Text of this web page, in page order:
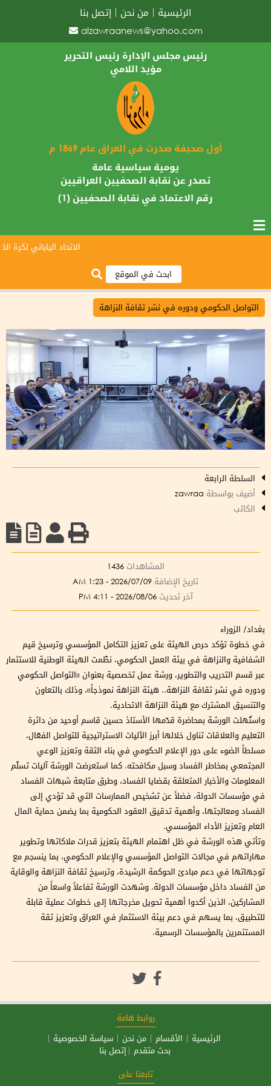
الرئيسية من نحن
إتصل بنا
alzawraanews@yahoo.com
رئيس مجلس الإدارة رئيس التحرير
مؤيد اللامي
أول صحيفة صدرت في العراق عام 1869 م
يومية سياسية عامة
تصدر عن نقابة الصحفيين العراقيين
رقم الاعتماد في نقابة الصحفيين (1)
الاتحاد الياباني لكرة
التواصل الحكومي ودوره في نشر ثقافة النزاهة
السلطة الرابعة
أضيف بواسطة
الكاتب
المشاهدات 1436
تاريخ الإضافة 2026/07/09 - 1:23 AM
آخر تحديث 2026/08/06 - 4:11 PM
بغداد/ الزوراء
في خطوة تؤكد حرص الهيئة على تعزيز التكامل المؤسسي وترسيخ قيم
الشفافية والنزاهة في بيئة العمل الحكومي، نظّمت الهيئة الوطنية للاستثمار
عبر قسم التدريب والتطوير، ورشة عمل تخصصية بعنوان «التواصل الحكومي
ودوره في نشر ثقافة النزاهة.. هيئة النزاهة نموذجاً»، وذلك بالتعاون
والتنسيق المشترك مع هيئة النزاهة الاتحادية.
واستُهلت الورشة بمحاضرة قدّمها الأستاذ حسين قاسم أوحيد من دائرة
التعليم والعلاقات تناول خلالها أبرز الآليات الاستراتيجية للتواصل الفعّال،
مسلطاً الضوء على دور الإعلام الحكومي في بناء الثقة وتعزيز الوعي
المجتمعي بمخاطر الفساد وسبل مكافحته. كما استعرضت الورشة آليات تسلّم
المعلومات والأخبار المتعلقة بقضايا الفساد، وطرق متابعة شبهات الفساد
في مؤسسات الدولة، فضلاً عن تشخيص الممارسات التي قد تؤدي إلى
الفساد ومعالجتها، وأهمية تدقيق العقود الحكومية بما يضمن حماية المال
العام وتعزيز الأداء المؤسسي.
وتأتي هذه الورشة في ظل اهتمام الهيئة بتعزيز قدرات ملاكاتها وتطوير
مهاراتهم في مجالات التواصل المؤسسي والإعلام الحكومي، بما ينسجم مع
توجهاتها في دعم مبادئ الحوكمة الرشيدة، وترسيخ ثقافة النزاهة والوقاية
من الفساد داخل مؤسسات الدولة. وشهدت الورشة تفاعلاً واسعاً من
المشاركين، الذين أكدوا أهمية تحويل مخرجاتها إلى خطوات عملية قابلة
للتطبيق، بما يسهم في دعم بيئة الاستثمار في العراق وتعزيز ثقة
المستثمرين بالمؤسسات الرسمية.
روابط هامة
الرئيسية
الأقسام من نحن
سياسة الخصوصية
بحث متقدم
إتصل بنا
تابعنا على